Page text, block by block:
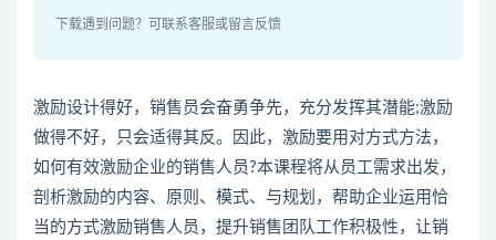
下载遇到问题？可联系客服或留言反馈
激励设计得好，销售员会奋勇争先，充分发挥其潜能;激励
做得不好，只会适得其反。因此，激励要用对方式方法，
如何有效激励企业的销售人员?本课程将从员工需求出发，
剖析激励的内容、原则、模式、与规划，帮助企业运用恰
当的方式激励销售人员，提升销售团队工作积极性，让销